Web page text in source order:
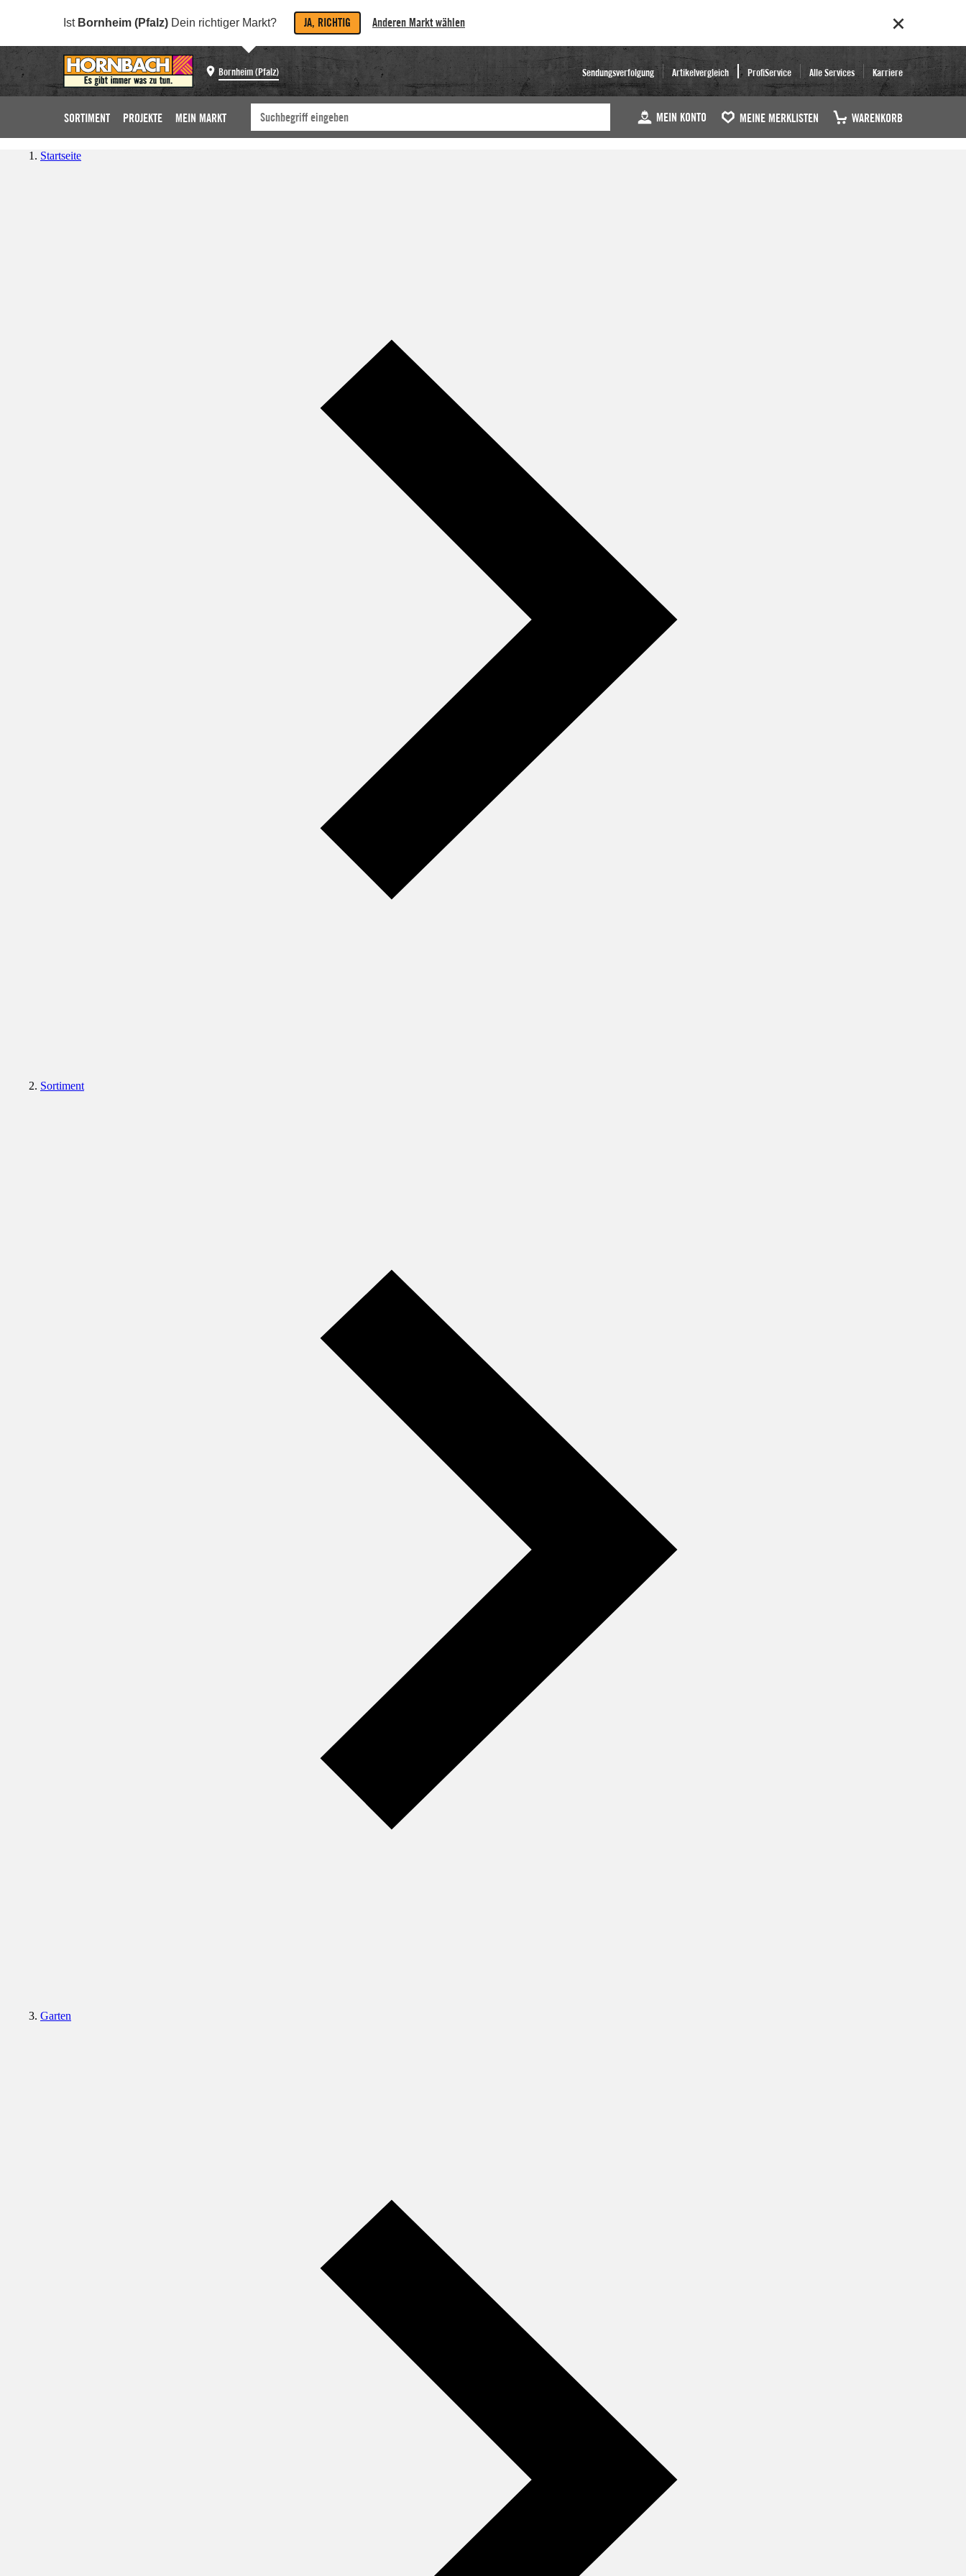
Ist Bornheim (Pfalz) Dein richtiger Markt? JA, RICHTIG Anderen Markt wählen
Bornheim (Pfalz) Sendungsverfolgung Artikelvergleich ProfiService Alle Services Karriere
SORTIMENT PROJEKTE MEIN MARKT MEIN KONTO MEINE MERKLISTEN WARENKORB
Startseite
Sortiment
Garten